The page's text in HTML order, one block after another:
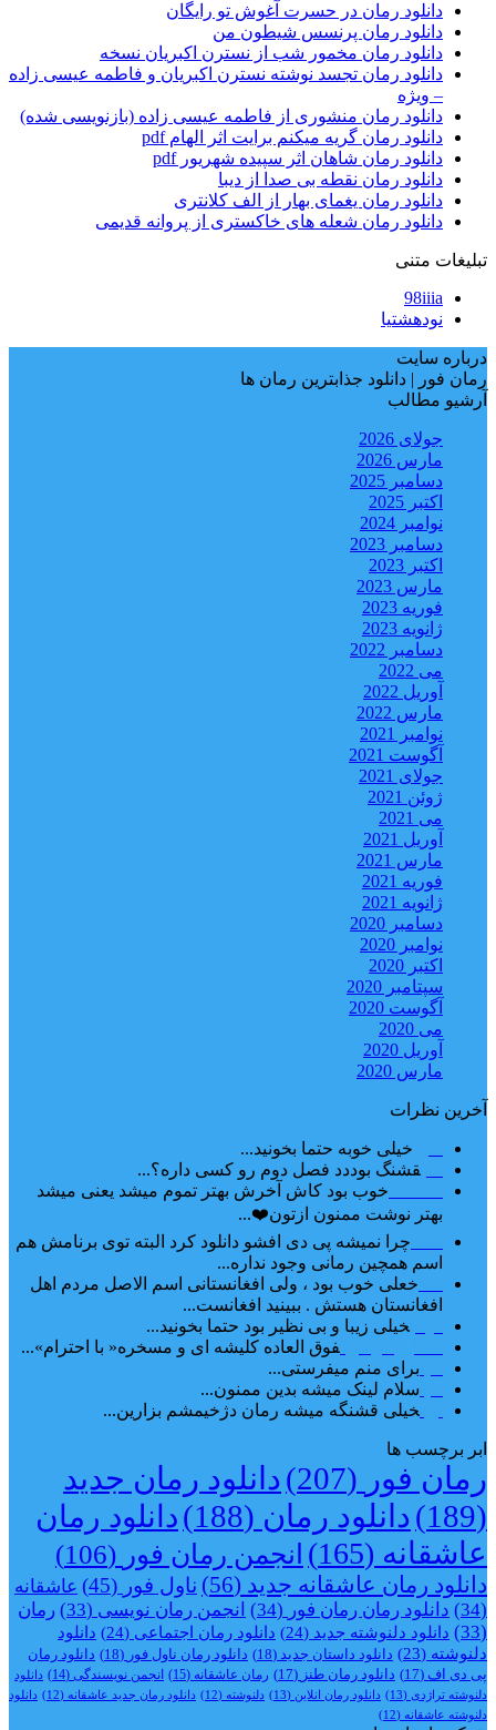
دانلود رمان در حسرت آغوش تو رایگان
دانلود رمان پرنسس شیطون من
دانلود رمان مخمور شب از نسترن اکبریان نسخه
دانلود رمان تجسد نوشته نسترن اکبریان و فاطمه عیسی زاده
– ویژه
دانلود رمان منشوری از فاطمه عیسی زاده (بازنویسی شده)
دانلود رمان گریه میکنم برایت اثر الهام pdf
دانلود رمان شاهان اثر سپیده شهریور pdf
دانلود رمان نقطه بی صدا از دیبا
دانلود رمان یغمای بهار از الف کلانتری
دانلود رمان شعله های خاکستری از پروانه قدیمی
تبلیغات متنی
98iiia
نودهشتیا
درباره سایت
رمان فور | دانلود جذابترین رمان ها
آرشیو مطالب
جولای 2026
مارس 2026
دسامبر 2025
اکتبر 2025
نوامبر 2024
دسامبر 2023
اکتبر 2023
مارس 2023
فوریه 2023
ژانویه 2023
دسامبر 2022
می 2022
آوریل 2022
مارس 2022
نوامبر 2021
آگوست 2021
جولای 2021
ژوئن 2021
می 2021
آوریل 2021
مارس 2021
فوریه 2021
ژانویه 2021
دسامبر 2020
نوامبر 2020
اکتبر 2020
سپتامبر 2020
آگوست 2020
می 2020
آوریل 2020
مارس 2020
آخرین نظرات
خیلی خوبه حتما بخونید...
قشنگ بوددد فصل دوم رو کسی داره؟...
خوب بود کاش آخرش بهتر تموم میشد یعنی میشد
بهتر نوشت ممنون ازتون❤️...
چرا نمیشه پی دی افشو دانلود کرد البته توی برنامش هم
اسم همچین رمانی وجود نداره...
خعلی خوب بود ، ولی افغانستانی اسم الاصل مردم اهل
افغانستان هستش . ببینید افغانست...
مهتابخیلی زیبا و بی نظیر بود حتما بخونید...
فوق العاده کلیشه ای و مسخره« با احترام»...
برای منم میفرستی...
سلام لینک میشه بدین ممنون...
آرینخیلی قشنگه میشه رمان دژخیمشم بزارین...
ابر برچسب ها
رمان فور (207)
دانلود رمان جدید
(189)
دانلود رمان (188)
دانلود رمان
عاشقانه (165) انجمن رمان فور (106)
دانلود رمان عاشقانه جدید (56) ناول فور (45)
عاشقانه
(34)
دانلود رمان رمان فور (34) انجمن رمان نویسی (33)
رمان
(33)
دانلود دلنوشته جدید (24) دانلود رمان اجتماعی‌ (24)
دانلود
دلنوشته (23) دانلود داستان جدید (18) دانلود رمان ناول فور (18)
دانلود رمان
پی دی اف (17) دانلود رمان طنز (17) رمان عاشقانه (15) انجمن نویسندگی (14)
دانلود
دلنوشته تراژدی‌ (13) دانلود رمان انلاین (13) دلنوشته (12) دانلود رمان جدید عاشقانه (12)
دانلود
دلنوشته عاشقانه (12)